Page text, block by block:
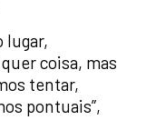
lugar,
coisa, mas
tentar,
pontuais”,